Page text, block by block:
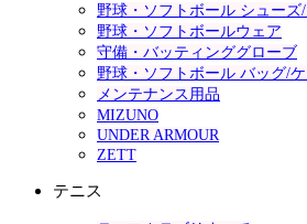
野球・ソフトボール シューズ
野球・ソフトボールウェア
守備・バッティンググローブ
野球・ソフトボール バッグ/ケ
メンテナンス用品
MIZUNO
UNDER ARMOUR
ZETT
テニス